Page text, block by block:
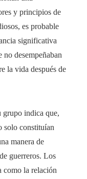
y principios de
es probable
significativa
no desempeñaban
la vida después de
grupo indica que,
solo constituían
manera de
guerreros. Los
como la relación